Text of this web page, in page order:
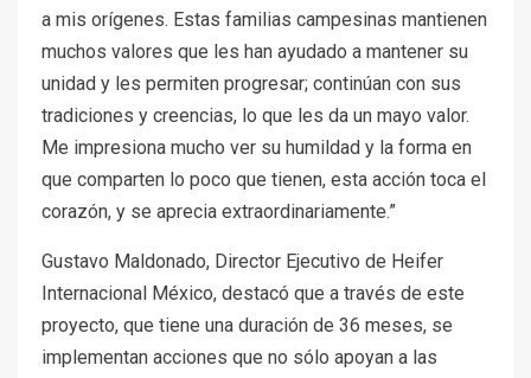
a mis orígenes. Estas familias campesinas mantienen
muchos valores que les han ayudado a mantener su
unidad y les permiten progresar; continúan con sus
tradiciones y creencias, lo que les da un mayo valor.
Me impresiona mucho ver su humildad y la forma en
que comparten lo poco que tienen, esta acción toca el
corazón, y se aprecia extraordinariamente.”
Gustavo Maldonado, Director Ejecutivo de Heifer
Internacional México, destacó que a través de este
proyecto, que tiene una duración de 36 meses, se
implementan acciones que no sólo apoyan a las